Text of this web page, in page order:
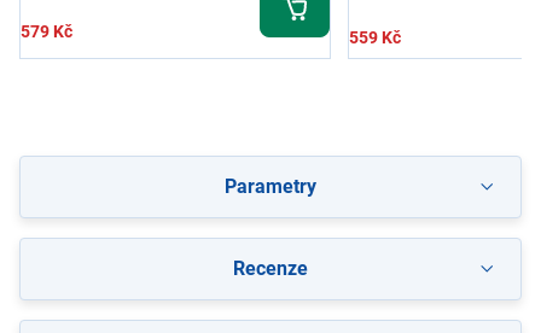
579 Kč 559 Kč
Parametry
Recenze